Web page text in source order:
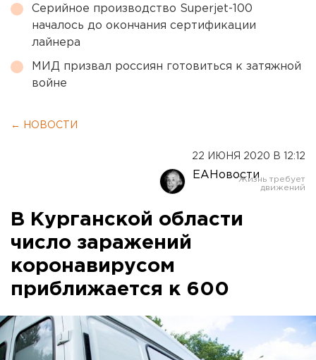
Серийное производство Superjet-100
началось до окончания сертификации
лайнера
МИД призвал россиян готовиться к затяжной
войне
← НОВОСТИ
22 ИЮНЯ 2020 В 12:12
ЕАНовости
В Курганской области
число заражений
коронавирусом
приближается к 600